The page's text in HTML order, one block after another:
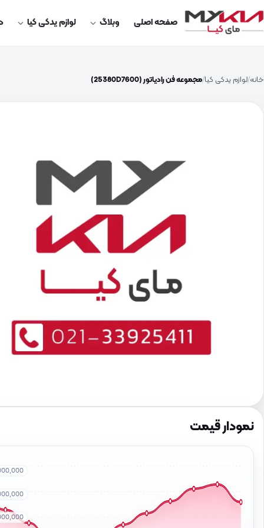
صفحه اصلی وبلاگ لوازم یدکی کیا
خانه لوازم یدکی کیا مجموعه فن رادیاتور (25380D7600)
نمودار قیمت